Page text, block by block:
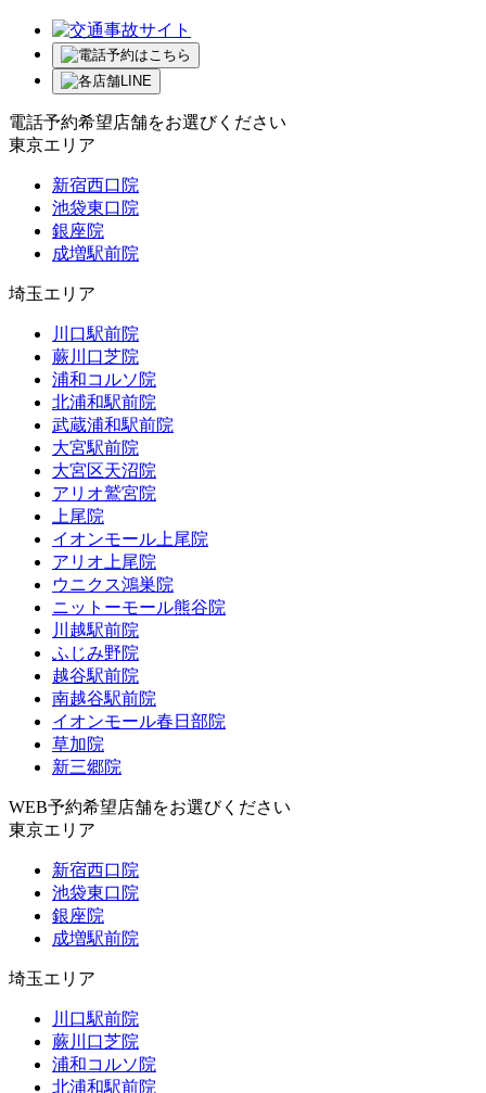
電話予約希望店舗をお選びください
東京エリア
新宿西口院
池袋東口院
銀座院
成増駅前院
埼玉エリア
川口駅前院
蕨川口芝院
浦和コルソ院
北浦和駅前院
武蔵浦和駅前院
大宮駅前院
大宮区天沼院
アリオ鷲宮院
上尾院
イオンモール上尾院
アリオ上尾院
ウニクス鴻巣院
ニットーモール熊谷院
川越駅前院
ふじみ野院
越谷駅前院
南越谷駅前院
イオンモール春日部院
草加院
新三郷院
WEB予約希望店舗をお選びください
東京エリア
新宿西口院
池袋東口院
銀座院
成増駅前院
埼玉エリア
川口駅前院
蕨川口芝院
浦和コルソ院
北浦和駅前院